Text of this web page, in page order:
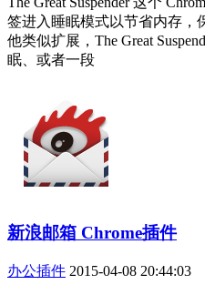
签进入睡眠模式以节省内存，
他类似扩展，The Great
眠、或者一段
新浪邮箱 Chrome插件
办公插件 2015-04-08 20:44:03